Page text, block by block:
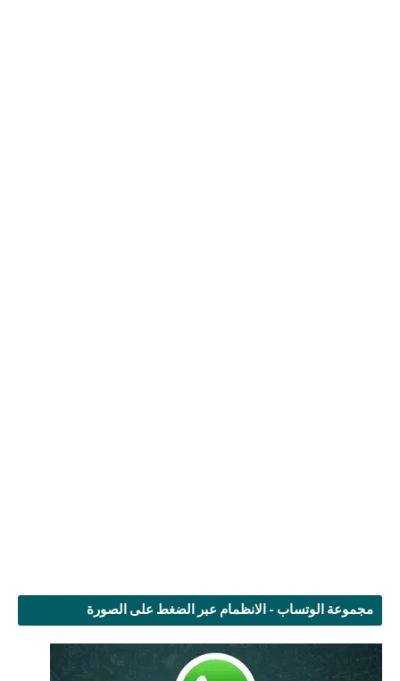
مجموعة الوتساب - الانظمام عبر الضغط على الصورة